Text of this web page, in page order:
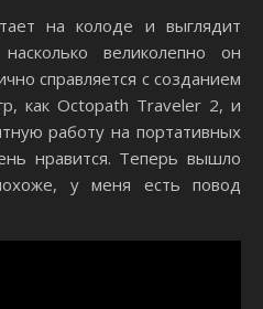
на колоде и выглядит
великолепно он
справляется с созданием
как Octopath Traveler 2, и
работу на портативных
нравится. Теперь вышло
у меня есть повод